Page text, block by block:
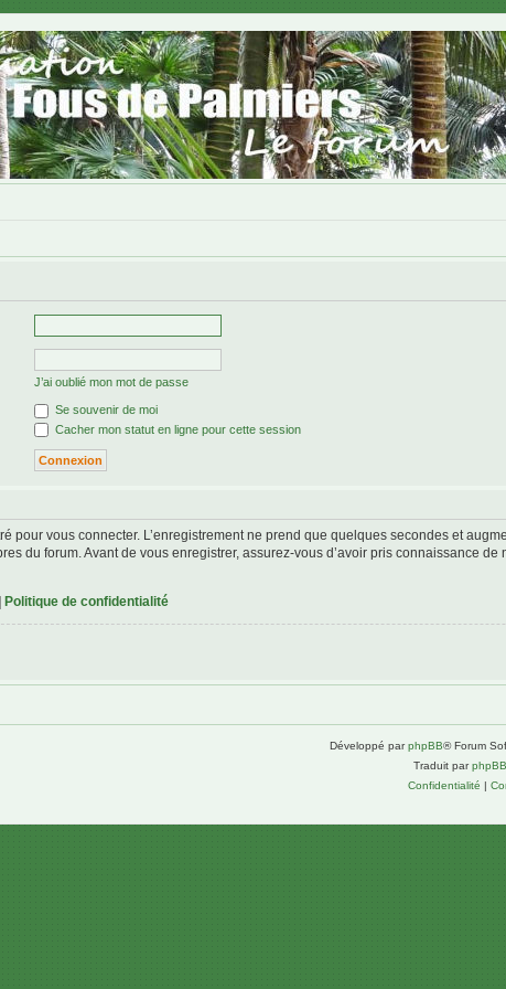
J’ai oublié mon mot de passe
Se souvenir de moi
Cacher mon statut en ligne pour cette session
pour vous connecter. L’enregistrement ne prend que quelques secondes et
du forum. Avant de vous enregistrer, assurez-vous d’avoir pris connaissance
| Politique de confidentialité
Développé parphpBB® Forum
Traduit par
Confidentialité |